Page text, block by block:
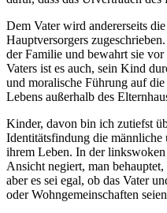
Dem Vater wird andererseits
Hauptversorgers
der Familie und bewahrt sie
Vaters ist es auch, sein Kind
und moralische Führung auf
Lebens außerhalb des
Kinder, davon bin ich zutiefst
Identitätsfindung die
ihrem Leben. In der
Ansicht negiert, man
aber es sei egal, ob das Vater
oder Wohngemeinschaften